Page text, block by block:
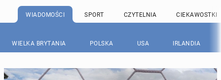
WIADOMOŚCI SPORT CZYTELNIA CIEKAWOSTKI
WIELKA BRYTANIA POLSKA USA IRLANDIA